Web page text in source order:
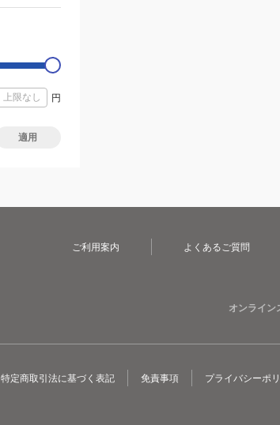
円
適用
ご利用案内 よくあるご質問
オンライン
特定商取引法に基づく表記 免責事項 プライバシーポ